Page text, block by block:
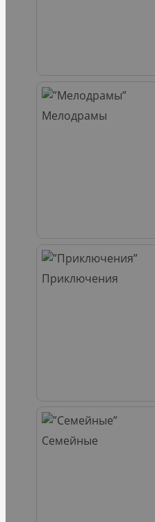
Мелодрамы
Приключения
Семейные